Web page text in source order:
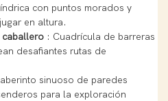
con puntos morados y
en altura.
: Cuadrícula de barreras
desafiantes rutas de
sinuoso de paredes
para la exploración